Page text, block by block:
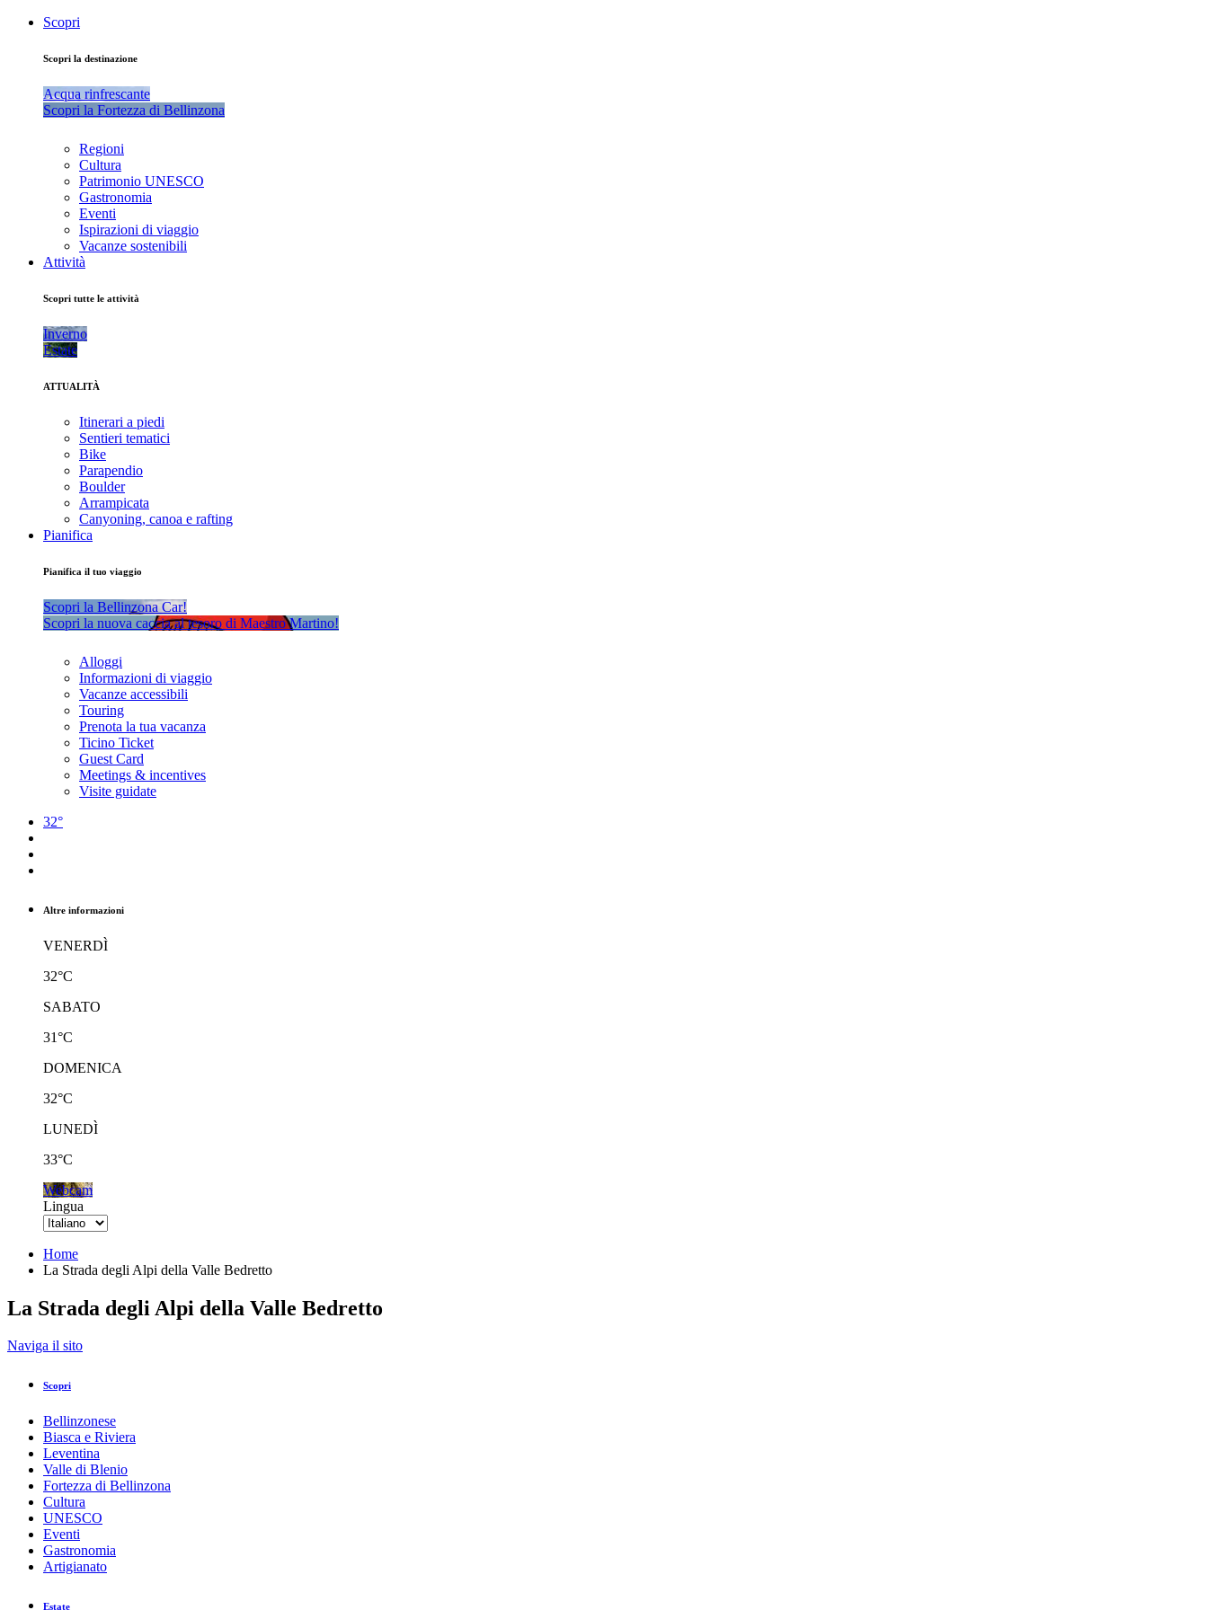
Scopri
Scopri la destinazione
Acqua rinfrescante
Scopri la Fortezza di Bellinzona
Regioni
Cultura
Patrimonio UNESCO
Gastronomia
Eventi
Ispirazioni di viaggio
Vacanze sostenibili
Attività
Scopri tutte le attività
Inverno
Estate
ATTUALITÀ
Itinerari a piedi
Sentieri tematici
Bike
Parapendio
Boulder
Arrampicata
Canyoning, canoa e rafting
Pianifica
Pianifica il tuo viaggio
Scopri la Bellinzona Car!
Scopri la nuova caccia al tesoro di Maestro Martino!
Alloggi
Informazioni di viaggio
Vacanze accessibili
Touring
Prenota la tua vacanza
Ticino Ticket
Guest Card
Meetings & incentives
Visite guidate
32°
Altre informazioni
VENERDÌ
32°C
SABATO
31°C
DOMENICA
32°C
LUNEDÌ
33°C
Webcam
Lingua
Home
La Strada degli Alpi della Valle Bedretto
La Strada degli Alpi della Valle Bedretto
Indietro
TopPercorso consigliato
La Strada degli Alpi della Valle Bedretto
Responsabile del contenuto
Bellinzona e Valli Turismo
La Strada degli Alpi della Val Bedretto
Foto: Bellinzona e Valli Turismo
Naviga il sito
Scopri
Bellinzonese
Biasca e Riviera
Leventina
Valle di Blenio
Fortezza di Bellinzona
Cultura
UNESCO
Eventi
Gastronomia
Artigianato
Estate